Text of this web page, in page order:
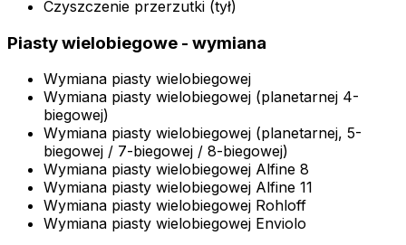
Czyszczenie przerzutki (tył)
Piasty wielobiegowe - wymiana
Wymiana piasty wielobiegowej
Wymiana piasty wielobiegowej (planetarnej 4-
biegowej)
Wymiana piasty wielobiegowej (planetarnej, 5-
biegowej / 7-biegowej / 8-biegowej)
Wymiana piasty wielobiegowej Alfine 8
Wymiana piasty wielobiegowej Alfine 11
Wymiana piasty wielobiegowej Rohloff
Wymiana piasty wielobiegowej Enviolo